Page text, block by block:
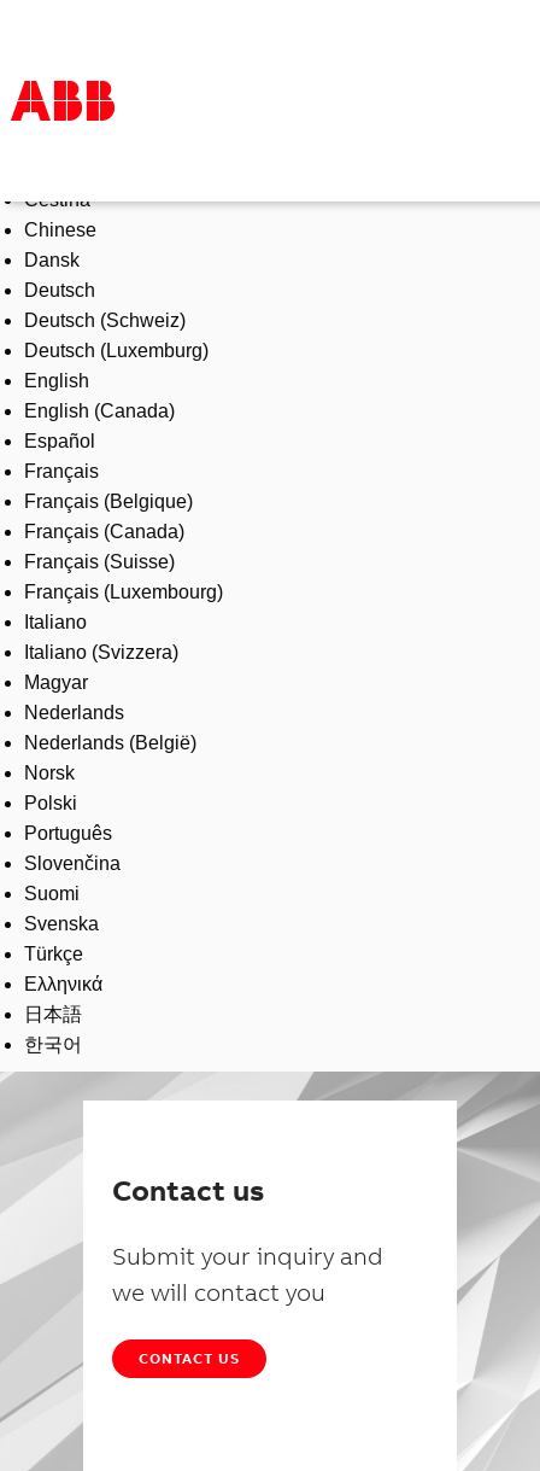
Products & Solutions
Industries
Services
About us
Where to buy
Contact us
Careers
Čeština
Chinese
Dansk
Deutsch
Deutsch (Schweiz)
Deutsch (Luxemburg)
English
English (Canada)
Español
Français
Français (Belgique)
Français (Canada)
Français (Suisse)
Français (Luxembourg)
Italiano
Italiano (Svizzera)
Magyar
Nederlands
Nederlands (België)
Norsk
Polski
Português
Slovenčina
Suomi
Svenska
Türkçe
Ελληνικά
日本語
한국어
Contact us
Submit your inquiry and
we will contact you
CONTACT US